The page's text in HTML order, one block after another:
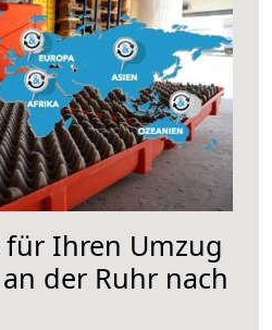
für Ihren Umzug
der Ruhr nach